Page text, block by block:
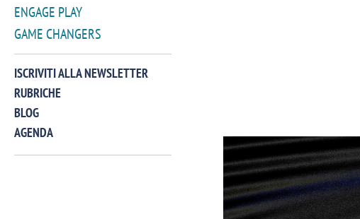
ENGAGE PLAY
GAME CHANGERS
ISCRIVITI ALLA NEWSLETTER
RUBRICHE
BLOG
AGENDA